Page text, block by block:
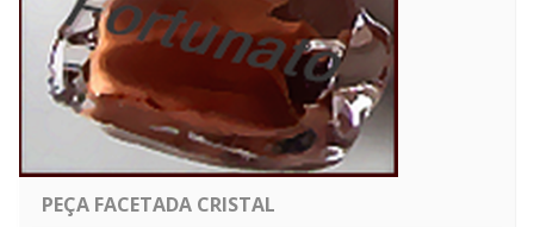
PEÇA FACETADA CRISTAL